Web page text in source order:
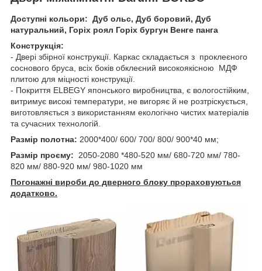
Доступні кольори: Дуб ольс, Дуб боровий, Дуб
натуральний, Горіх роял Горіх бургун Венге панга
Конструкція:
- Двері збірної конструкції. Каркас складається з проклеєного
соснового бруса, всіх боків обклеєний високоякісною МДФ
плитою для міцності конструкції.
- Покриття ELBEGY японського виробництва, є вологостійким,
витримує високі температури, не вигоряє й не розтріскується,
виготовляється з використанням екологічно чистих матеріалів
та сучасних технологій.
Размір полотна: 2000*400/ 600/ 700/ 800/ 900*40 мм;
Размір проєму: 2050-2080 *480-520 мм/ 680-720 мм/ 780-
820 мм/ 880-920 мм/ 980-1020 мм
Погонажні вироби до дверного блоку прораховуються
додатково.